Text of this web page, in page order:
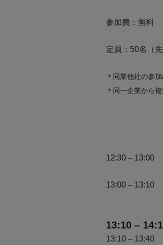
参加費：無料
定員：50名（
＊同業他社の参
＊同一企業から
12:30 – 13:00
13:00 – 13:10
13:10 –
13:10 – 13:40